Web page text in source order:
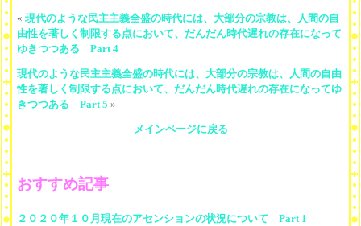
« 現代のような民主主義全盛の時代には、大部分の宗教は、人間の自
由性を著しく制限する点において、だんだん時代遅れの存在になって
ゆきつつある Part 4
現代のような民主主義全盛の時代には、大部分の宗教は、人間の自由
性を著しく制限する点において、だんだん時代遅れの存在になってゆ
きつつある Part 5 »
メインページに戻る
おすすめ記事
２０２０年１０月現在のアセンションの状況について Part 1